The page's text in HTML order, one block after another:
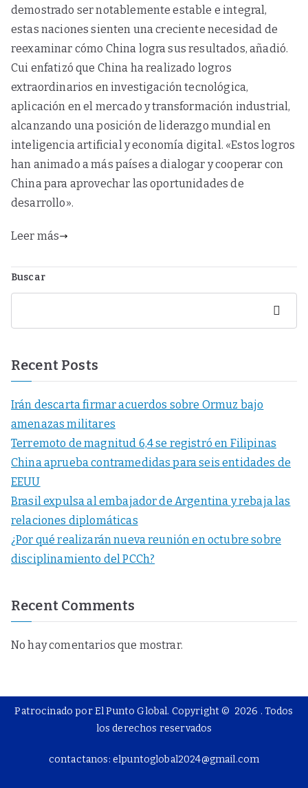
demostrado ser notablemente estable e integral,
estas naciones sienten una creciente necesidad de
reexaminar cómo China logra sus resultados, añadió.
Cui enfatizó que China ha realizado logros
extraordinarios en investigación tecnológica,
aplicación en el mercado y transformación industrial,
alcanzando una posición de liderazgo mundial en
inteligencia artificial y economía digital. «Estos logros
han animado a más países a dialogar y cooperar con
China para aprovechar las oportunidades de
desarrollo».
Leer más
Buscar
Buscar
Recent Posts
Irán descarta firmar acuerdos sobre Ormuz bajo
amenazas militares
Terremoto de magnitud 6,4 se registró en Filipinas
China aprueba contramedidas para seis entidades de
EEUU
Brasil expulsa al embajador de Argentina y rebaja las
relaciones diplomáticas
¿Por qué realizarán nueva reunión en octubre sobre
disciplinamiento del PCCh?
Recent Comments
No hay comentarios que mostrar.
Patrocinado por El Punto Global. Copyright © 2026 . Todos
los derechos reservados
contactanos: elpuntoglobal2024@gmail.com